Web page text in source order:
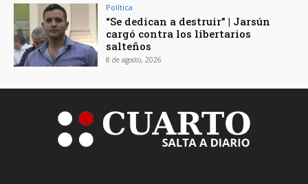
Política
“Se dedican a destruir” | Jarsún
cargó contra los libertarios
salteños
8 de agosto, 2026